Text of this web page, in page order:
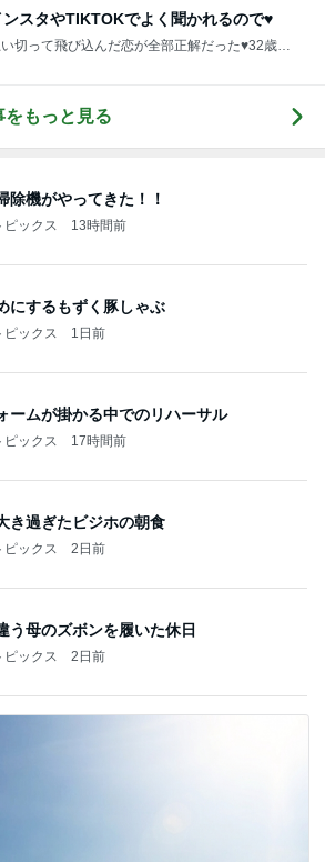
ンスタやTIKTOKでよく聞かれるので♥
切って飛び込んだ恋が全部正解だった♥32歳差
をもっと見る
除機がやってきた！！
ックス 13時間前
にするもずく豚しゃぶ
ックス 1日前
ームが掛かる中でのリハーサル
ックス 17時間前
き過ぎたビジホの朝食
ックス 2日前
う母のズボンを履いた休日
ックス 2日前